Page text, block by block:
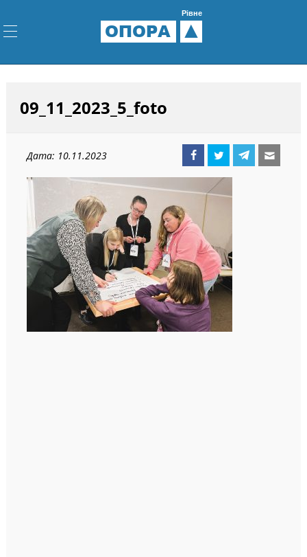
ОПОРА
Рівне
09_11_2023_5_foto
Дата: 10.11.2023